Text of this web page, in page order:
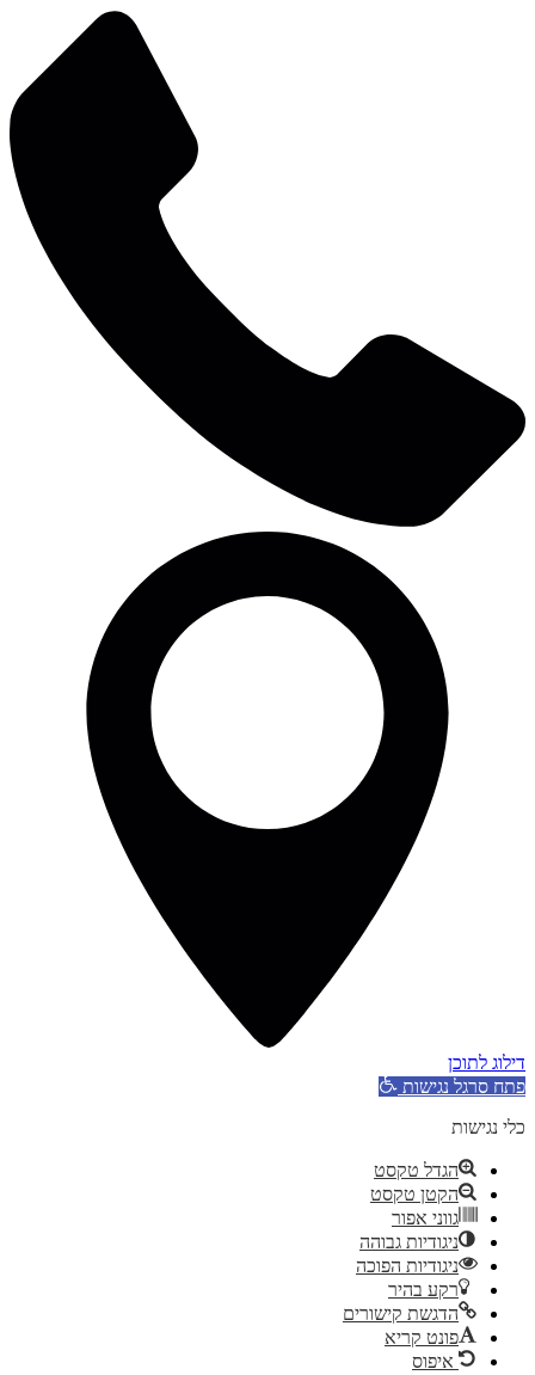
דילוג לתוכן
פתח סרגל נגישות
כלי נגישות
הגדל טקסט
הקטן טקסט
גווני אפור
ניגודיות גבוהה
ניגודיות הפוכה
רקע בהיר
הדגשת קישורים
פונט קריא
איפוס